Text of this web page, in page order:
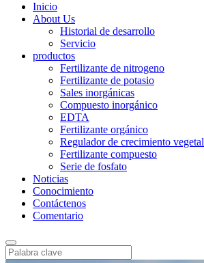
Inicio
About Us
Historial de desarrollo
Servicio
productos
Fertilizante de nitrogeno
Fertilizante de potasio
Sales inorgánicas
Compuesto inorgánico
EDTA
Fertilizante orgánico
Regulador de crecimiento vegetal
Fertilizante compuesto
Serie de fosfato
Noticias
Conocimiento
Contáctenos
Comentario